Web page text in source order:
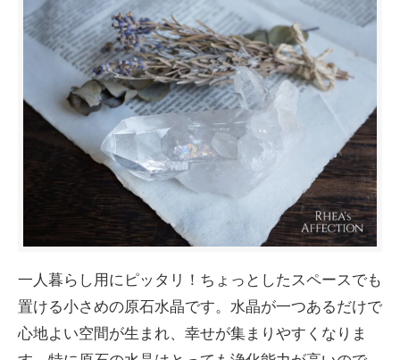
一人暮らし用にピッタリ！ちょっとしたスペースでも
置ける小さめの原石水晶です。水晶が一つあるだけで
心地よい空間が生まれ、幸せが集まりやすくなりま